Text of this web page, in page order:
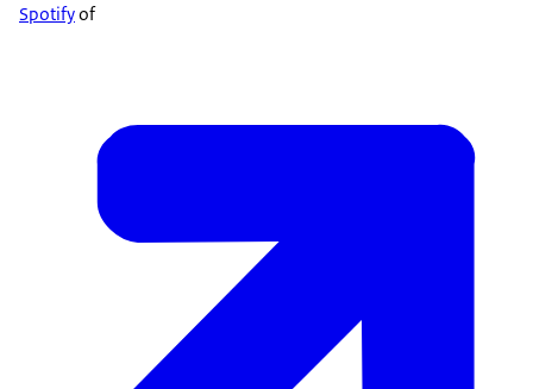
Spotifyof